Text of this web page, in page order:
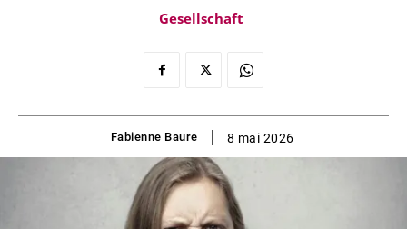
Gesellschaft
Fabienne Baure 8 mai 2026